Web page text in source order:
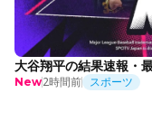
大谷翔平の結果速報・
New2時間前 スポーツ